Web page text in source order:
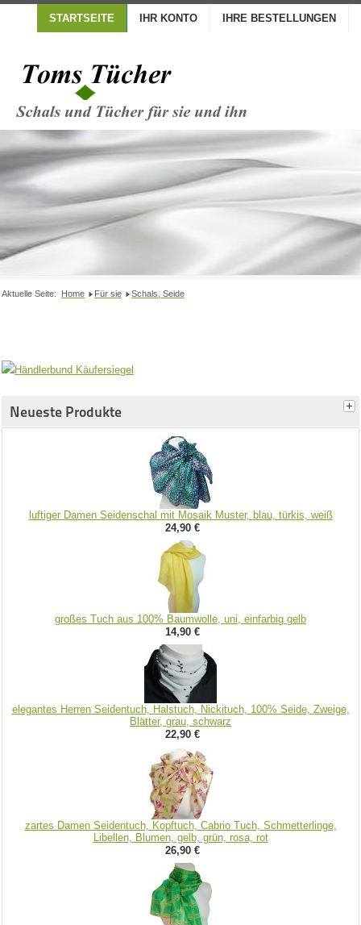
STARTSEITE IHR KONTO IHRE BESTELLUNGEN
Aktuelle Seite: Home Für sie Schals, Seide
Neueste Produkte
luftiger Damen Seidenschal mit Mosaik Muster, blau, türkis, weiß
24,90 €
großes Tuch aus 100% Baumwolle, uni, einfarbig gelb
14,90 €
elegantes Herren Seidentuch, Halstuch, Nickituch, 100% Seide, Zweige,
Blätter, grau, schwarz
22,90 €
zartes Damen Seidentuch, Kopftuch, Cabrio Tuch, Schmetterlinge,
Libellen, Blumen, gelb, grün, rosa, rot
26,90 €